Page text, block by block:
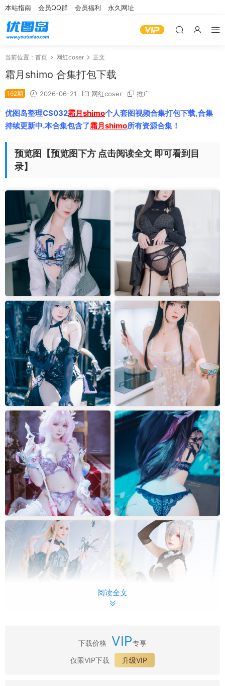
本站指南 会员QQ群 会员福利 永久网址
当前位置： 首页 网红coser 正文
霜月shimo 合集打包下载
162期 2026-06-21 网红coser 推广
优图岛整理CS032霜月shimo个人套图视频合集打包下载,合集
持续更新中.本合集包含了霜月shimo所有资源合集！
预览图【预览图下方 点击阅读全文 即可看到目
录】
阅读全文
下载价格 VIP专享
仅限VIP下载
升级VIP